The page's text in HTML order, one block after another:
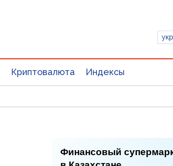
Криптовалюта Индексы
Финансовый